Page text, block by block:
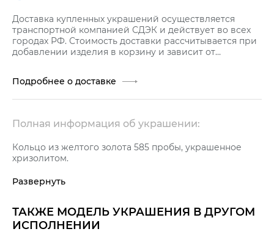
Доставка купленных украшений осуществляется
транспортной компанией СДЭК и действует во всех
городах РФ. Стоимость доставки рассчитывается при
добавлении изделия в корзину и зависит от
Подробнее о доставке
Полная информация об украшении:
Кольцо из желтого золота 585 пробы, украшенное
хризолитом.
Развернуть
ТАКЖЕ МОДЕЛЬ УКРАШЕНИЯ В ДРУГОМ
ИСПОЛНЕНИИ